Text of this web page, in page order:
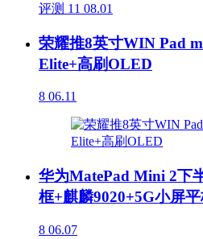
评测 11 08.01
荣耀推8英寸WIN Pad
Elite+高刷OLED
8 06.11
华为MatePad Mini 2下
框+麒麟9020+5G小屏平
8 06.07